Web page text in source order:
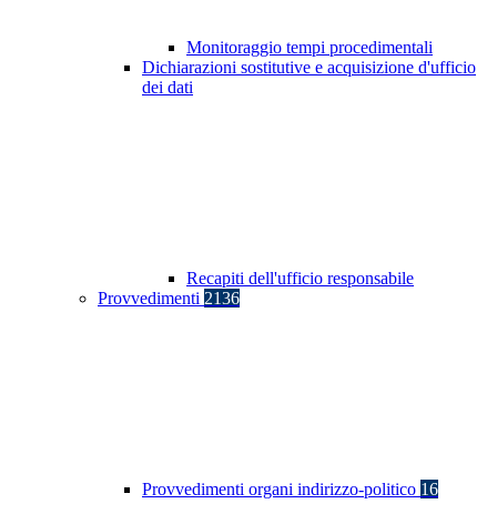
Monitoraggio tempi procedimentali
Dichiarazioni sostitutive e acquisizione d'ufficio
dei dati
Recapiti dell'ufficio responsabile
Provvedimenti 2136
Provvedimenti organi indirizzo-politico 16